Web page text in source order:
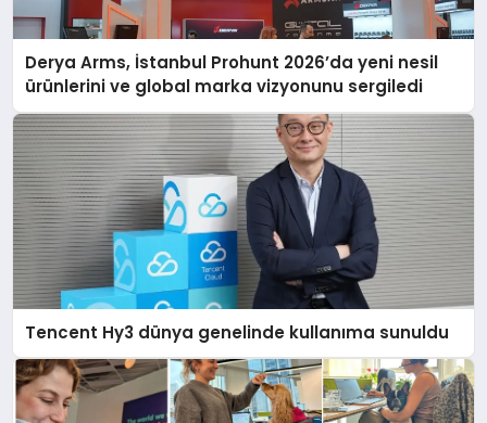
Derya Arms, İstanbul Prohunt 2026’da yeni nesil
ürünlerini ve global marka vizyonunu sergiledi
Tencent Hy3 dünya genelinde kullanıma sunuldu